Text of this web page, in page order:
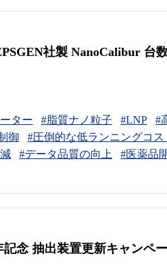
社製 NanoCalibur
ター #脂質ナノ粒子 #LNP
#
御
#圧倒的な低ランニングコス
#データ品質の向上
#医薬品
記念 抽出装置更新キャンペ